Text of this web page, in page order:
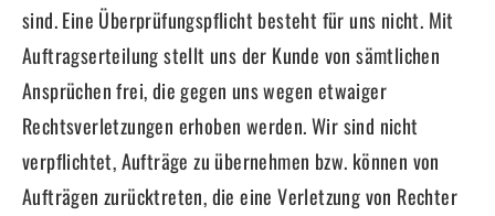
sind. Eine Überprüfungspflicht besteht für uns nicht. Mit
Auftragserteilung stellt uns der Kunde von sämtlichen
Ansprüchen frei, die gegen uns wegen etwaiger
Rechtsverletzungen erhoben werden. Wir sind nicht
verpflichtet, Aufträge zu übernehmen bzw. können von
Aufträgen zurücktreten, die eine Verletzung von Rechter